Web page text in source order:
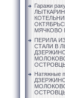
Гаражи
МЯЧКОВО
ПЕРИЛА
СТАЛИ В
Натяжные